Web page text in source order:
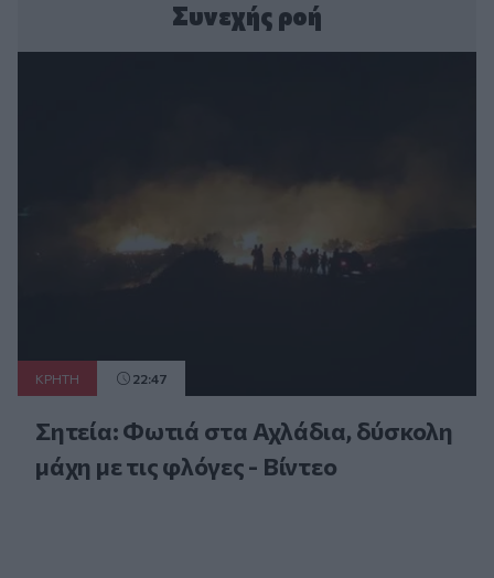
Συνεχής ροή
ΚΡΗΤΗ 22:47
Σητεία: Φωτιά στα Αχλάδια, δύσκολη
μάχη με τις φλόγες - Βίντεο